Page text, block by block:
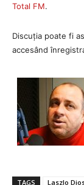
Total FM.
Discuția poate fi
accesând
TAGS Laszlo